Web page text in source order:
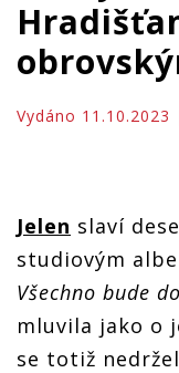
Vydáno 11.10.2023
Jelen slaví
studiovým
Všechno bude
mluvila jako o
se totiž